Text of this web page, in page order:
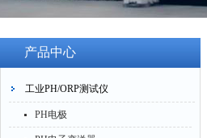
产品中心
工业PH/ORP测试仪
PH电极